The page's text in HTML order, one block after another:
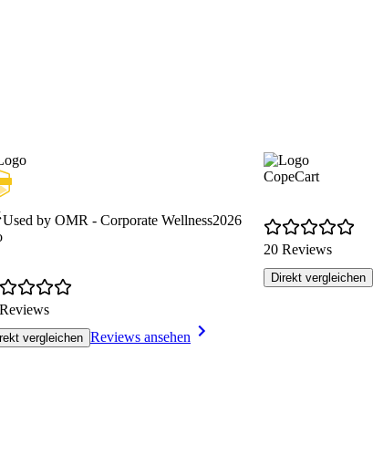
Used by OMR - Corporate Wellness2026
vergleichen Reviews ansehen
CopeCart
20 Reviews
Direkt vergleichen